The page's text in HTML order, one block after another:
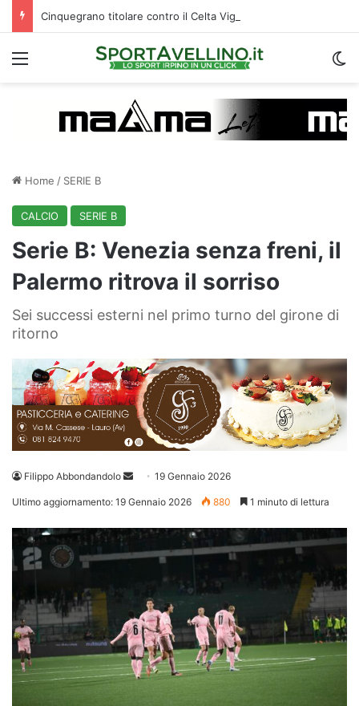
Menu
Home / SERIE B
CALCIO SERIE B
Serie B: Venezia senza freni, il
Palermo ritrova il sorriso
Sei successi esterni nel primo turno del girone di
ritorno
Filippo Abbondandolo
Invia 19 Gennaio 2026
Ultimo aggiornamento: 19 Gennaio 2026 880 1 minuto di lettura